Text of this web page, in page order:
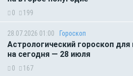
0 199
28.07.2026 01:00 Гороскоп
Астрологический гороскоп для
на сегодня — 28 июля
0 167